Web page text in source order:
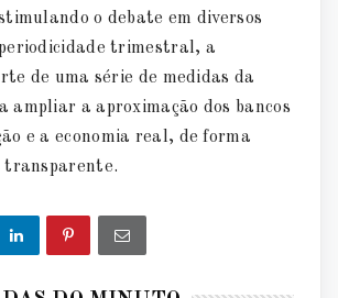
o debate em diversos
trimestral, a
de uma série de medidas da
ampliar a aproximação dos bancos
e a economia real, de forma
transparente.